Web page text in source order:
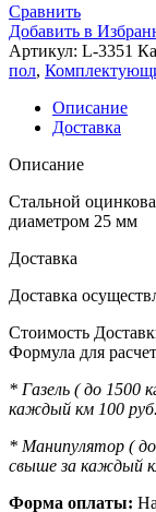
Сравнить
Добавить в
Артикул: L-3351
пол,
Описание
Доставка
Описание
Стальной
диаметром 25 мм
Доставка
Доставка
Стоимость
Формула для
* Газель ( до 1500
каждый км 100 руб.
* Манипулятор ( до
свыше за каждый
Форма оплаты: